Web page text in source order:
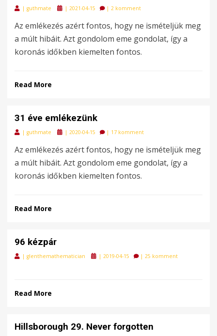
| guthmate
Posted
| 2021-04-15 | 2 komment
Az emlékezés azért fontos, hogy ne ismételjük meg
a múlt hibáit. Azt gondolom eme gondolat, így a
koronás időkben kiemelten fontos.
Read More
31 éve emlékezünk
| guthmate
Posted
| 2020-04-15 | 17 komment
Az emlékezés azért fontos, hogy ne ismételjük meg
a múlt hibáit. Azt gondolom eme gondolat, így a
koronás időkben kiemelten fontos.
Read More
96 kézpár
| glenthemathematician
Posted
| 2019-04-15 | 25 komment
Read More
Hillsborough 29. Never forgotten